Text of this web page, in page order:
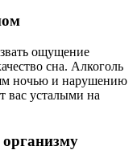
ощущение
сна. Алкоголь
ночью и нарушению
вас усталыми на